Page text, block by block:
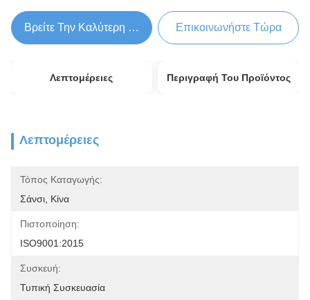
Βρείτε Την Καλύτερη Τιμή Επικοινωνήστε Τώρα
Λεπτομέρειες Περιγραφή Του Προϊόντος
Λεπτομέρειες
Τόπος Καταγωγής:
Σάνσι, Κίνα
Πιστοποίηση:
ISO9001:2015
Συσκευή:
Τυπική Συσκευασία